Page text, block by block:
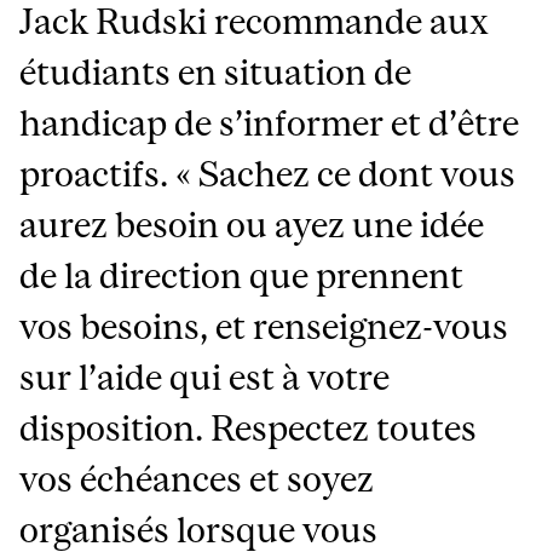
Jack Rudski recommande aux
étudiants en situation de
handicap de s’informer et d’être
proactifs. « Sachez ce dont vous
aurez besoin ou ayez une idée
de la direction que prennent
vos besoins, et renseignez-vous
sur l’aide qui est à votre
disposition. Respectez toutes
vos échéances et soyez
organisés lorsque vous